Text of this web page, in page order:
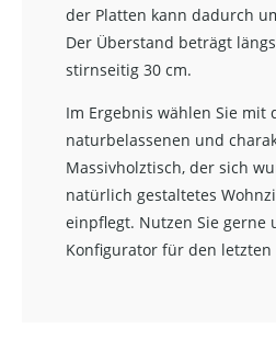
der Platten kann dadurch
Der Überstand beträgt
stirnseitig 30 cm.
Im Ergebnis wählen Sie mit
naturbelassenen und
Massivholztisch, der sich
natürlich gestaltetes
einpflegt. Nutzen Sie gerne
Konfigurator für den letzten